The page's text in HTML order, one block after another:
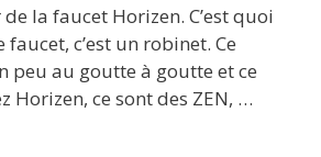
la faucet Horizen. C’est quoi
faucet, c’est un robinet. Ce
peu au goutte à goutte et ce
Horizen, ce sont des ZEN, …